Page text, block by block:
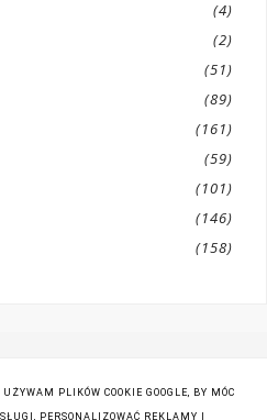
(4)
(2)
(51)
(89)
(161)
(59)
(101)
(146)
(158)
PLIKÓW COOKIE GOOGLE, BY MÓC
PERSONALIZOWAĆ REKLAMY I